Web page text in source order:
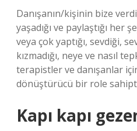
Danışanın/kişinin bize
yaşadığı ve paylaştığı her
veya çok yaptığı, sevdiği,
kızmadığı, neye ve nasıl
terapistler ve danışanlar
dönüştürücü bir role
Kapı kapı